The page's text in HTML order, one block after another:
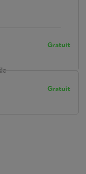
Gratuit
Gratuit